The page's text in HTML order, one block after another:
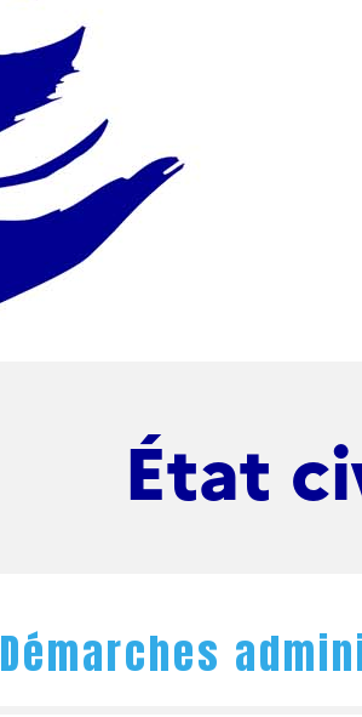
État
Démarches